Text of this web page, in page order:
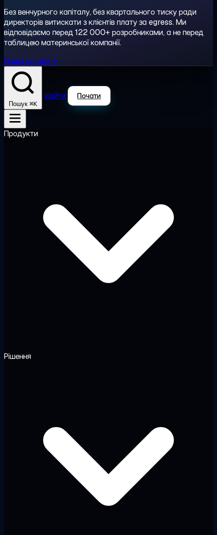
Без венчурного капіталу, без квартального тиску ради
директорів витискати з клієнтів плату за egress. Ми
відповідаємо перед 122 000+ розробниками, а не перед
таблицею материнської компанії.
Наша історія →
Пошук ⌘K
Увійти Почати
Продукти
Рішення